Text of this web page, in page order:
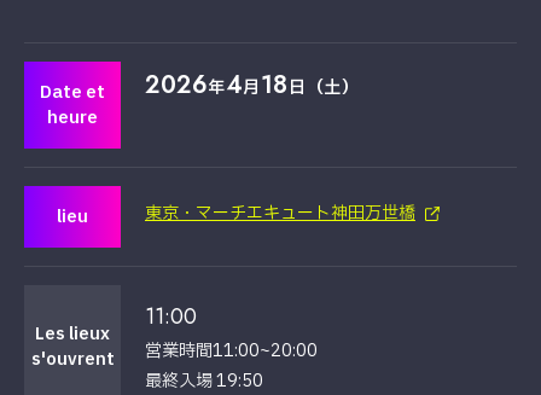
Date et
heure
2026年4月18日（土）
lieu 東京・マーチエキュート神田万世橋
Les lieux
s'ouvrent
11:00
営業時間11:00~20:00
最終入場 19:50